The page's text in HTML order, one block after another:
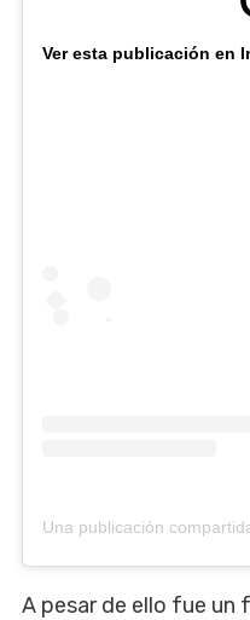
Ver esta publicación en
A pesar de ello fue un